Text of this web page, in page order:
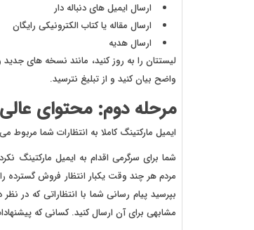
ارسال ایمیل های دنباله دار
ارسال مقاله یا کتاب الکترونیکی رایگان
ارسال هدیه
لیستتان را به روز کنید، مانند نسخه های
واضح بیان کنید و از تبلیغ نترسید.
مرحله دوم: محتوای عالی
ایمیل مارکتینگ کاملا به انتظارات شما
شما برای سرگرمی اقدام به ایمیل
مردم هر چند وقت یکبار انتظار فروش گسترده
بپرسید پیام رسانی شما با انتظاراتی که در
مشابهی برای آن ارسال کنید. کسانی که